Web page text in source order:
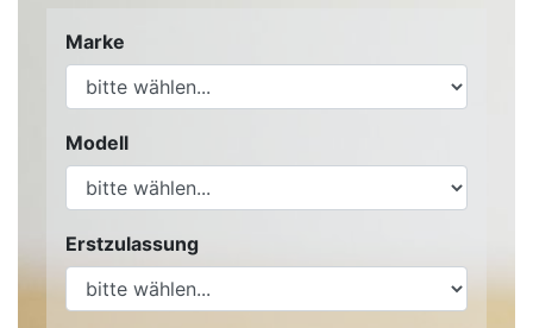
Marke
Modell
Erstzulassung